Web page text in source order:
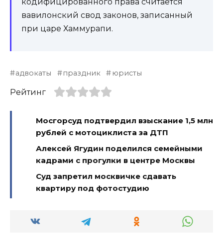
вавилонский свод законов, записанный
при царе Хаммурапи.
адвокаты праздник юристы
Рейтинг
Мосгорсуд подтвердил взыскание 1,5 млн
рублей с мотоциклиста за ДТП
Алексей Ягудин поделился семейными
кадрами с прогулки в центре Москвы
Суд запретил москвичке сдавать
квартиру под фотостудию